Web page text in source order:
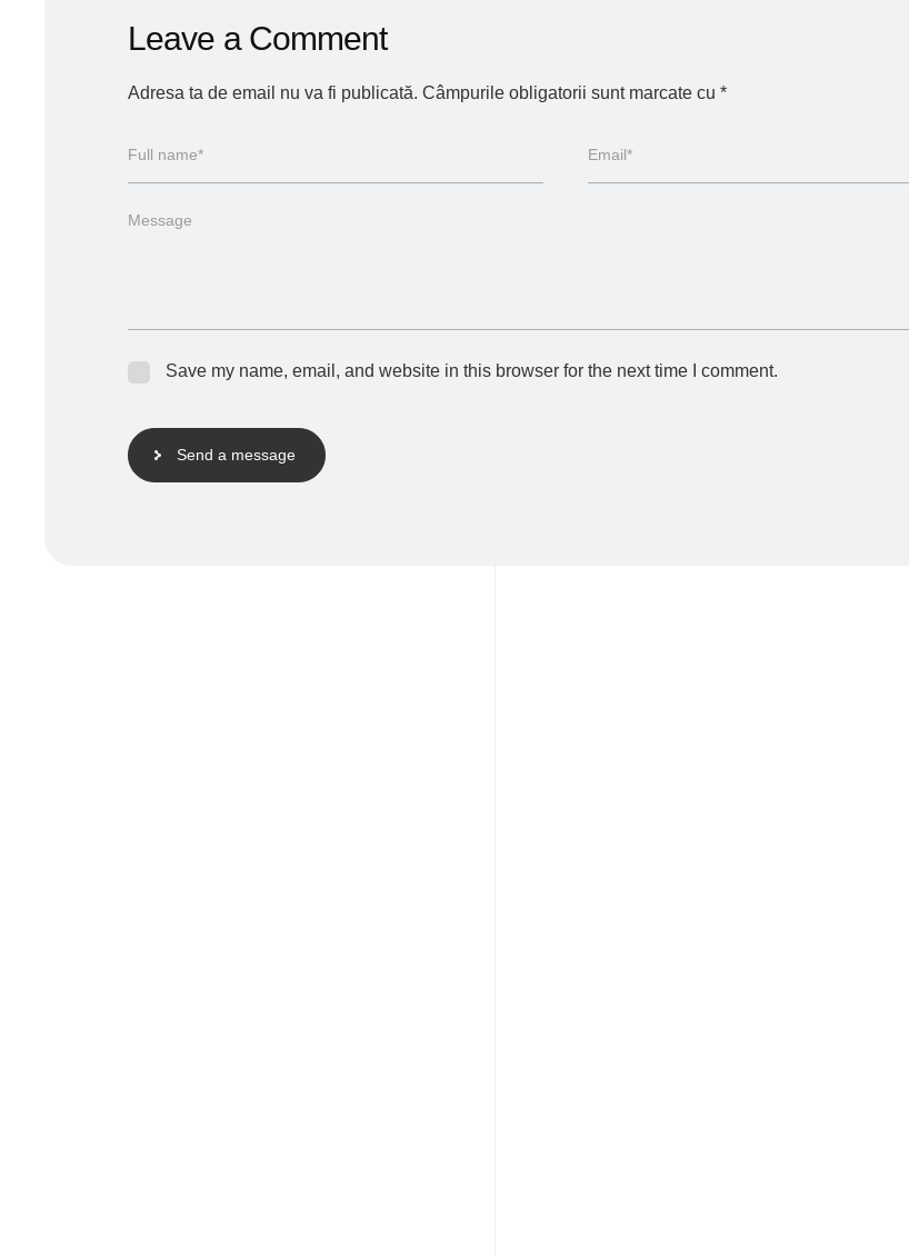
Leave a Comment
Adresa ta de email nu va fi publicată. Câmpurile obligatorii sunt marcate cu *
Save my name, email, and website in this browser for the next time I comment.
Send a message